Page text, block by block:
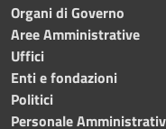
Organi di Governo
Aree Amministrative
Uffici
Enti e fondazioni
Politici
Personale